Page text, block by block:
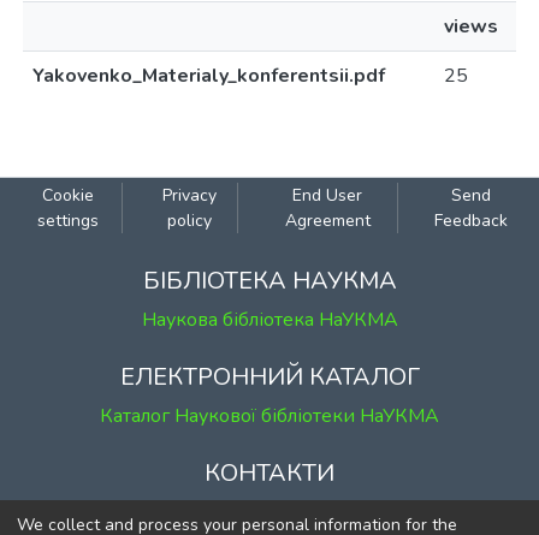
views
Yakovenko_Materialy_konferentsii.pdf
25
Cookie
settings
Privacy
policy
End User
Agreement
Send
Feedback
БІБЛІОТЕКА НАУКМА
Наукова бібліотека НаУКМА
ЕЛЕКТРОННИЙ КАТАЛОГ
Каталог Наукової бібліотеки НаУКМА
КОНТАКТИ
м. Київ, вул. Григорія Сковороди, 2
We collect and process your personal information for the